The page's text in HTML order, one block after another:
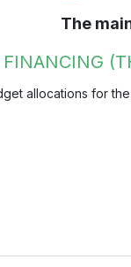
The
allocations for